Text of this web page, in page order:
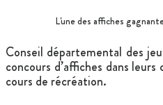
L'une des affiches
Conseil départemental des
concours d’affiches dans
cours de récréation.